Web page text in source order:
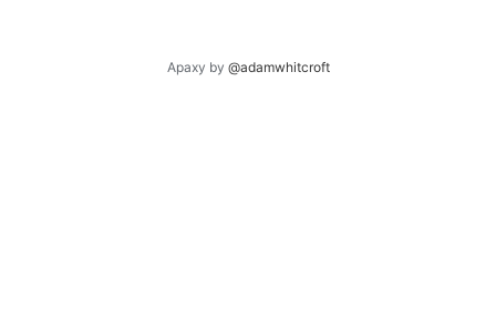
Apaxy by @adamwhitcroft